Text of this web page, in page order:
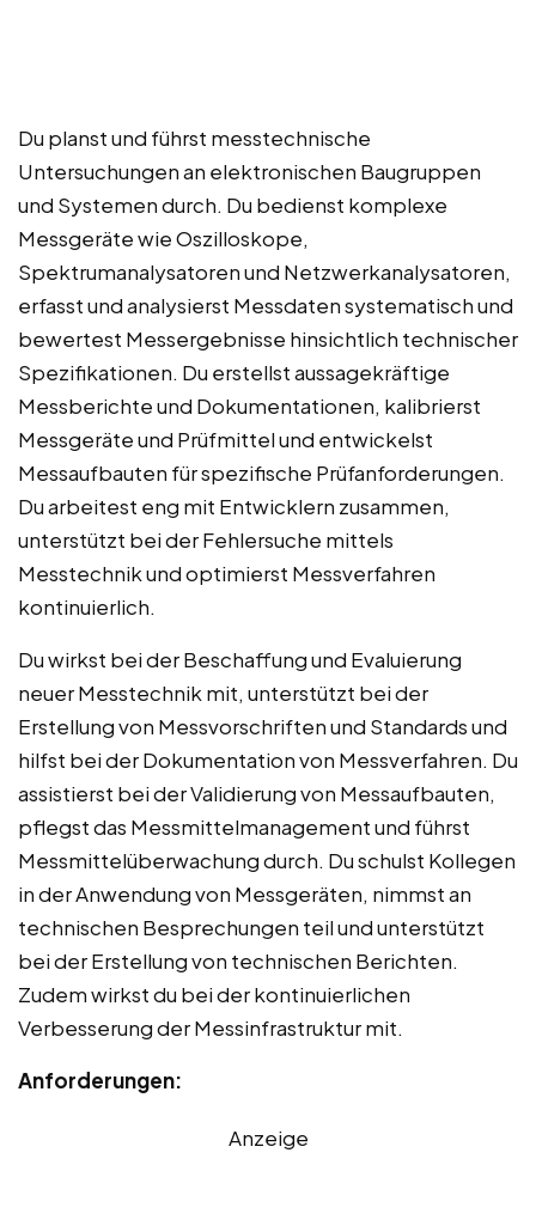
Du planst und führst messtechnische
Untersuchungen an elektronischen Baugruppen
und Systemen durch. Du bedienst komplexe
Messgeräte wie Oszilloskope,
Spektrumanalysatoren und Netzwerkanalysatoren,
erfasst und analysierst Messdaten systematisch und
bewertest Messergebnisse hinsichtlich technischer
Spezifikationen. Du erstellst aussagekräftige
Messberichte und Dokumentationen, kalibrierst
Messgeräte und Prüfmittel und entwickelst
Messaufbauten für spezifische Prüfanforderungen.
Du arbeitest eng mit Entwicklern zusammen,
unterstützt bei der Fehlersuche mittels
Messtechnik und optimierst Messverfahren
kontinuierlich.
Du wirkst bei der Beschaffung und Evaluierung
neuer Messtechnik mit, unterstützt bei der
Erstellung von Messvorschriften und Standards und
hilfst bei der Dokumentation von Messverfahren. Du
assistierst bei der Validierung von Messaufbauten,
pflegst das Messmittelmanagement und führst
Messmittelüberwachung durch. Du schulst Kollegen
in der Anwendung von Messgeräten, nimmst an
technischen Besprechungen teil und unterstützt
bei der Erstellung von technischen Berichten.
Zudem wirkst du bei der kontinuierlichen
Verbesserung der Messinfrastruktur mit.
Anforderungen:
Anzeige